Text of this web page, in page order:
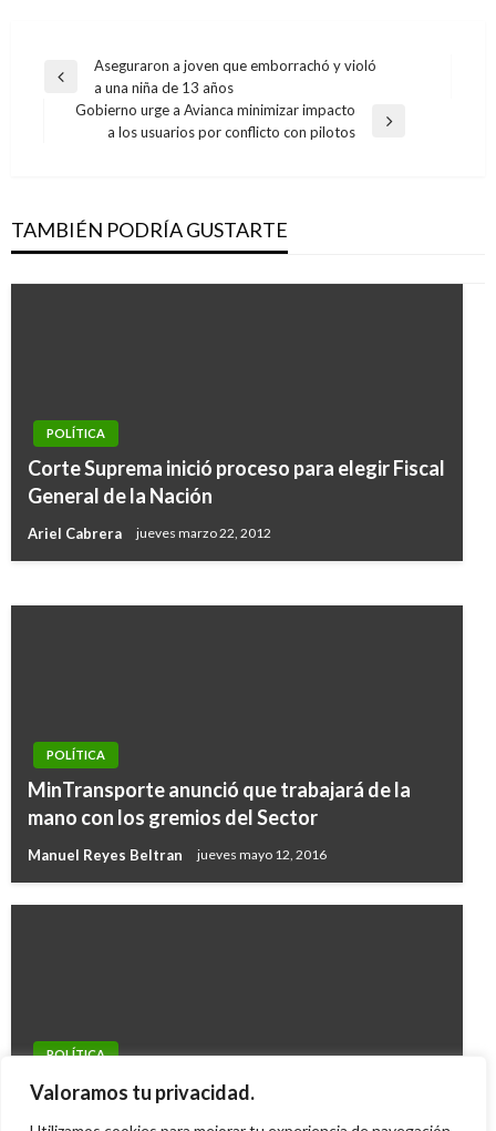
Valoramos tu privacidad.
Navegación
entradas
Entrada
anterior
Aseguraron a joven que emborrachó y violó
a una niña de 13 años
Entrada
Gobierno urge a Avianca minimizar impacto
a los usuarios por conflicto con pilotos
TAMBIÉN PODRÍA GUSTARTE
POLÍTICA
Corte Suprema inició proceso para elegir Fiscal
General de la Nación
Ariel Cabrera jueves marzo 22, 2012
Colombia ve con optimismo su participación en
POLÍTICA
MinTransporte anunció que trabajará de la
mano con los gremios del Sector
Manuel Reyes Beltran jueves mayo 12, 2016
POLÍTICA
Roy Barreras se reunió en La Haya con la Fiscal